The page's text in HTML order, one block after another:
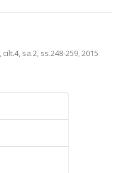
sa.2, ss.248-259, 2015